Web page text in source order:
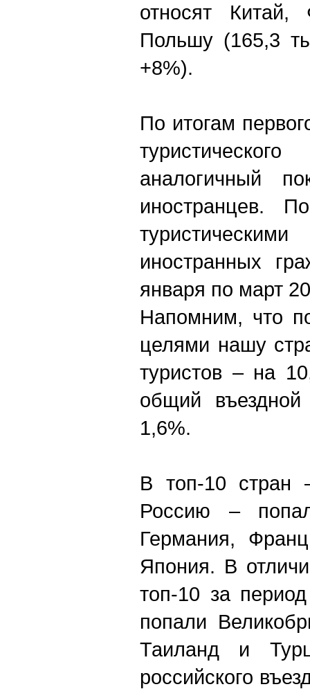
относят
Польшу (165,3
+8%).
По итогам
аналогичный
иностранцев.
иностранных
января по март
Напомним, что
целями нашу
туристов – на
общий
1,6%.
В топ-10 стран
Россию –
Германия,
Япония. В
топ-10 за
попали
Таиланд и
российского